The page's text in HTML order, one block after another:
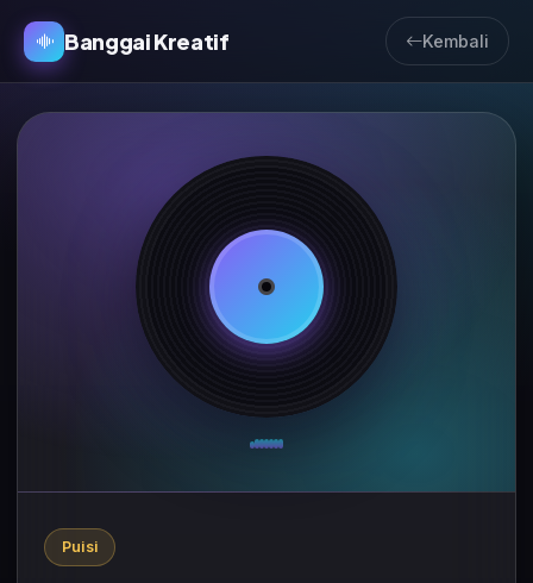
Banggai Kreatif Kembali
Puisi